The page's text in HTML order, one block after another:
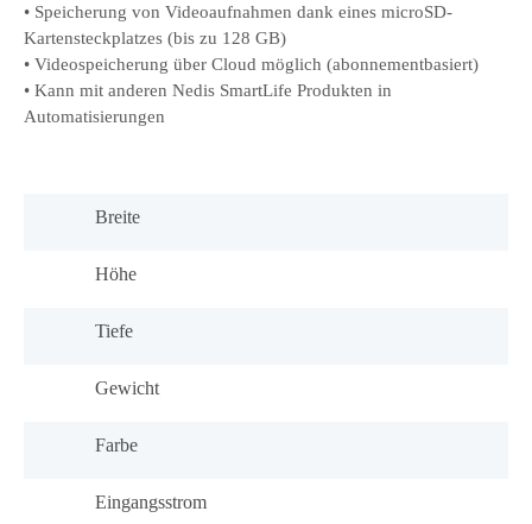
• Speicherung von Videoaufnahmen dank eines microSD-
Kartensteckplatzes (bis zu 128 GB)
• Videospeicherung über Cloud möglich (abonnementbasiert)
• Kann mit anderen Nedis SmartLife Produkten in
Automatisierungen
Breite
Höhe
Tiefe
Gewicht
Farbe
Eingangsstrom